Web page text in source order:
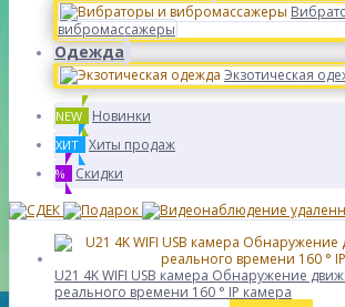
вибромассажеры
Одежда
Экзотическая
NEW Новинки
ХИТ Хиты продаж
% Скидки
U21 4K WIFI USB камера Обнаружение
реального времени 160 ° IP камера